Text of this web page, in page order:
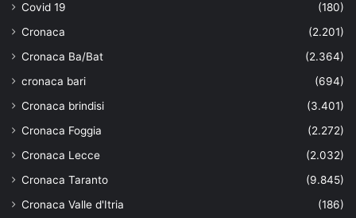
Covid 19
(180)
Cronaca
(2.201)
Cronaca Ba/Bat
(2.364)
cronaca bari
(694)
Cronaca brindisi
(3.401)
Cronaca Foggia
(2.272)
Cronaca Lecce
(2.032)
Cronaca Taranto
(9.845)
Cronaca Valle d'Itria
(186)